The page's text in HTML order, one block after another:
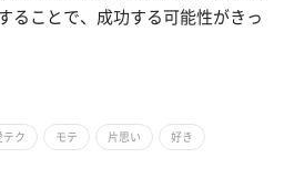
ることで、成功する可能性がきっ
テク モテ 片思い 好き